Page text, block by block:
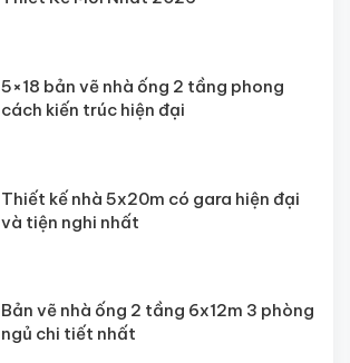
5×18 bản vẽ nhà ống 2 tầng phong
cách kiến trúc hiện đại
Thiết kế nhà 5x20m có gara hiện đại
và tiện nghi nhất
Bản vẽ nhà ống 2 tầng 6x12m 3 phòng
ngủ chi tiết nhất